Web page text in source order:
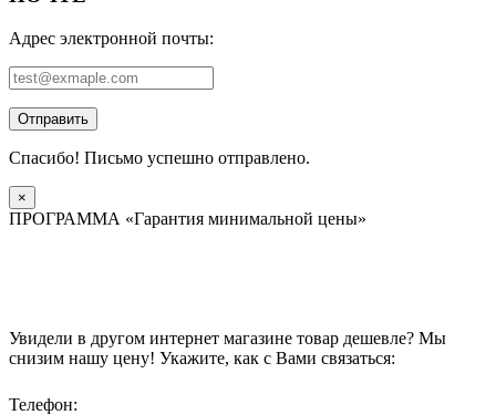
Адрес электронной почты:
Отправить
Спасибо! Письмо успешно отправлено.
×
ПРОГРАММА «Гарантия минимальной цены»
Увидели в другом интернет магазине товар дешевле? Мы
снизим нашу цену! Укажите, как с Вами связаться:
Телефон: